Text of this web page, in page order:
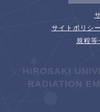
サイトポリシ
規程等
HIROSAKI
RADIATION